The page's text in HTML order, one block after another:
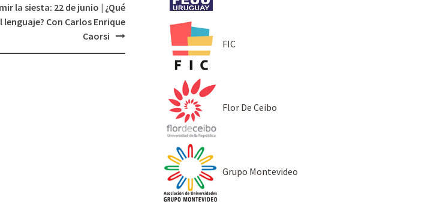
la siesta: 22 de junio | ¿Qué
Con Carlos Enrique
Caorsi
FIC
Flor De Ceibo
Grupo Montevideo